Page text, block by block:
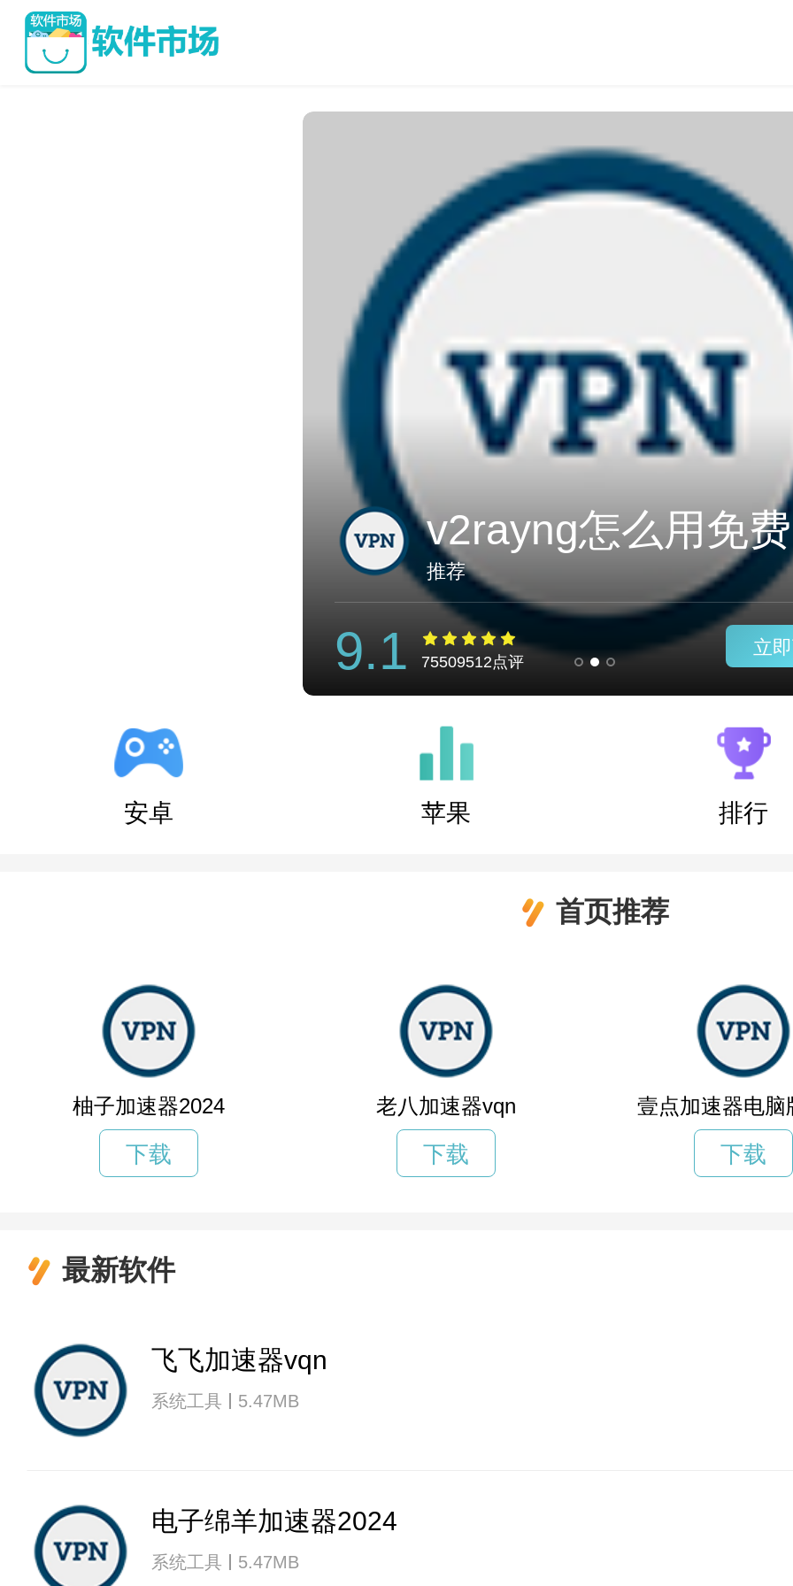
AirixCloud vqn
推荐
9.1 75509512点评
立
安卓 苹果 排行
首页推荐
柚子加速器2024
下载
老八加速器vqn
下载
壹点加速器电脑
下载
最新软件
飞飞加速器vqn
系统工具 5.47MB
电子绵羊加速器2024
系统工具 5.47MB